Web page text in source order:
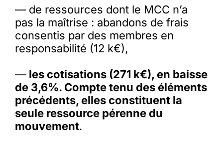
— de ressources dont le MCC n’a
pas la maîtrise : abandons de frais
consentis par des membres en
responsabilité (12 k€),
— les cotisations (271 k€), en baisse
de 3,6%. Compte tenu des éléments
précédents, elles constituent la
seule ressource pérenne du
mouvement.